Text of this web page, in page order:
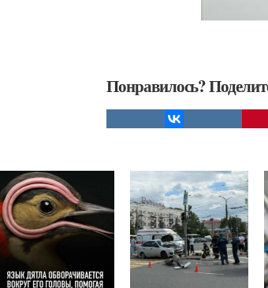
Понравилось?